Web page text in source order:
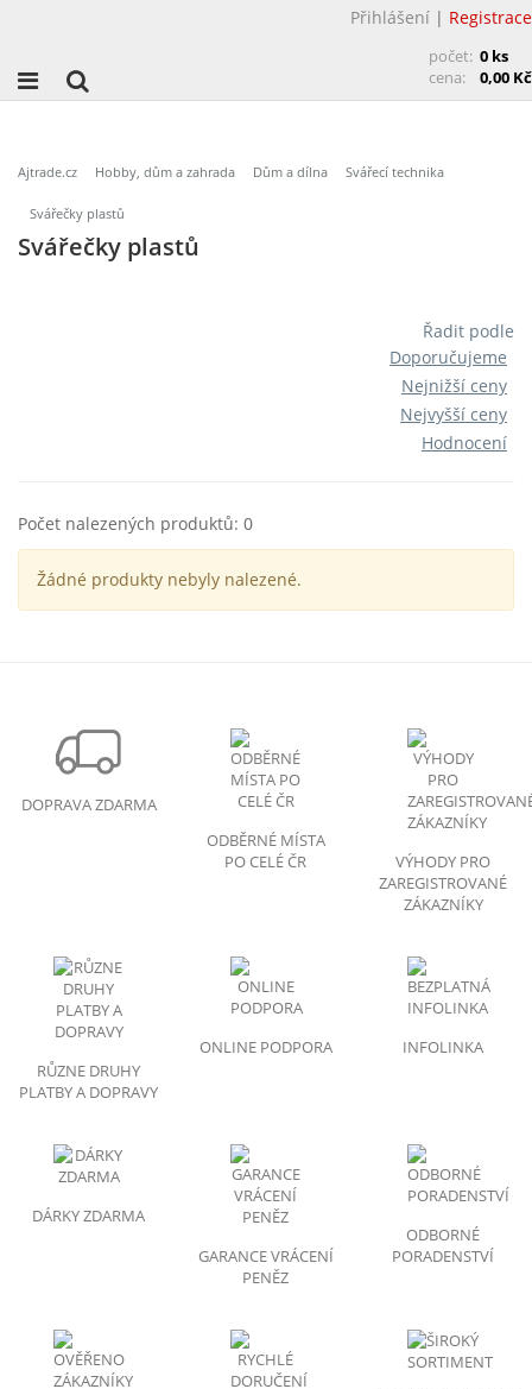
Přihlášení| Registrace
počet: 0 ks
cena:
0,00 Kč
Ajtrade.cz Hobby, dům a zahrada Dům a dílna Svářecí technika
Svářečky plastů
Svářečky plastů
Řadit podle
Doporučujeme
Nejnižší ceny
Nejvyšší ceny
Hodnocení
Počet nalezených produktů: 0
Žádné produkty nebyly nalezené.
DOPRAVA ZDARMA
ODBĚRNÉ MÍSTA
PO CELÉ ČR
VÝHODY PRO
ZAREGISTROVANÉ
ZÁKAZNÍKY
RŮZNE DRUHY
PLATBY A DOPRAVY
ONLINE PODPORA INFOLINKA
DÁRKY ZDARMA
GARANCE VRÁCENÍ
PENĚZ
ODBORNÉ
PORADENSTVÍ